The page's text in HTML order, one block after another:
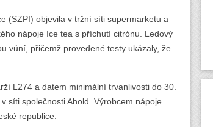
(SZPI) objevila v tržní síti supermarketu a
nápoje Ice tea s příchutí citrónu. Ledový
vůní, přičemž provedené testy ukázaly, že
L274 a datem minimální trvanlivosti do 30.
síti společnosti Ahold. Výrobcem nápoje
republice.